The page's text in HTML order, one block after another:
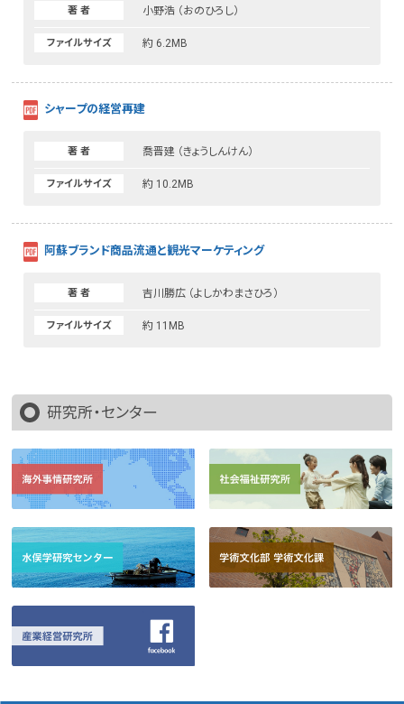
著 者 小野浩 （おのひろし）
ファイルサイズ 約 6.2MB
シャープの経営再建
著 者 喬晋建 （きょうしんけん）
ファイルサイズ 約 10.2MB
阿蘇ブランド商品流通と観光マーケティング
著 者 吉川勝広 （よしかわまさひろ）
ファイルサイズ 約 11MB
研究所・センター